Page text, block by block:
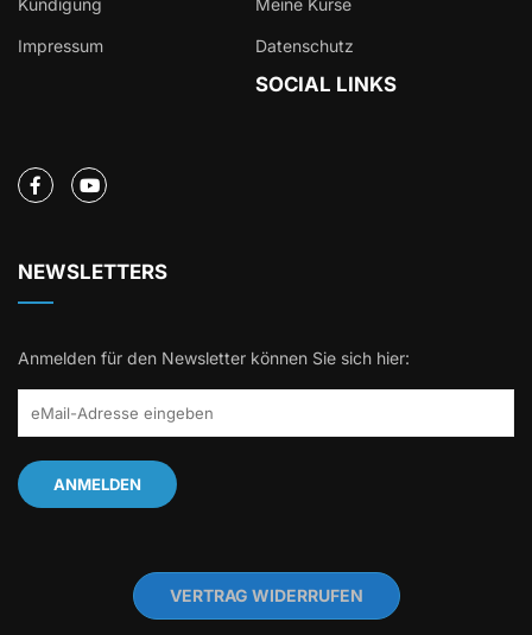
Kündigung Meine Kurse
Impressum Datenschutz
SOCIAL LINKS
NEWSLETTERS
Anmelden für den Newsletter können Sie sich hier:
VERTRAG WIDERRUFEN